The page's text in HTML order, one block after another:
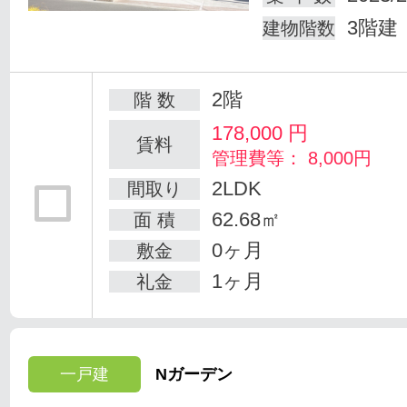
建物階数 3階建
階 数 2階
賃料 178,000 円
管理費等： 8,000円
間取り
2LDK
面 積 62.68㎡
敷金 0ヶ月
礼金 1ヶ月
一戸建 Nガーデン